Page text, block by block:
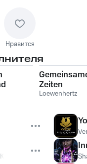
Нравится
Zeiten
Loewenhertz
Kinky Roland